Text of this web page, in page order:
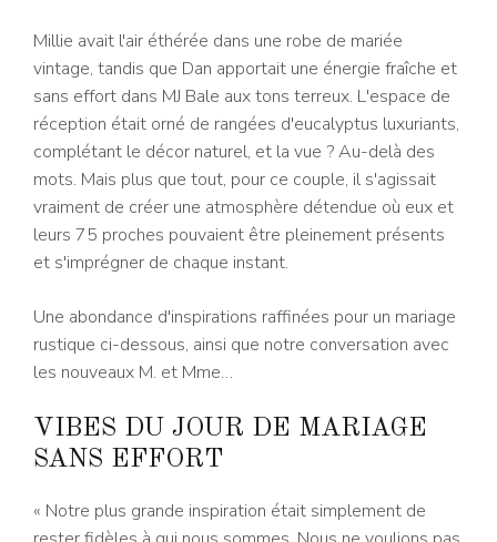
Millie avait l'air éthérée dans une robe de mariée
vintage, tandis que Dan apportait une énergie fraîche et
sans effort dans MJ Bale aux tons terreux. L'espace de
réception était orné de rangées d'eucalyptus luxuriants,
complétant le décor naturel, et la vue ? Au-delà des
mots. Mais plus que tout, pour ce couple, il s'agissait
vraiment de créer une atmosphère détendue où eux et
leurs 75 proches pouvaient être pleinement présents
et s'imprégner de chaque instant.
Une abondance d'inspirations raffinées pour un mariage
rustique ci-dessous, ainsi que notre conversation avec
les nouveaux M. et Mme…
VIBES DU JOUR DE MARIAGE
SANS EFFORT
« Notre plus grande inspiration était simplement de